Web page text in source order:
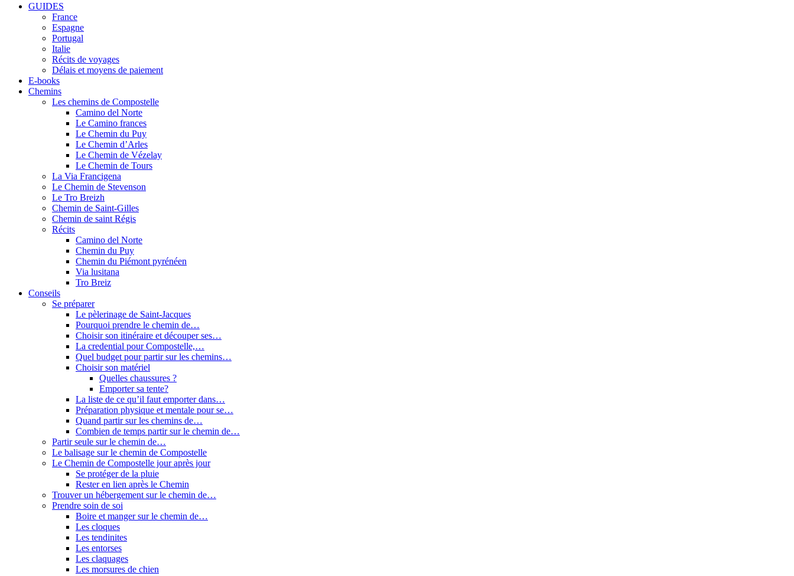
GUIDES
France
Espagne
Portugal
Italie
Récits de voyages
Délais et moyens de paiement
E-books
Chemins
Les chemins de Compostelle
Camino del Norte
Le Camino frances
Le Chemin du Puy
Le Chemin d’Arles
Le Chemin de Vézelay
Le Chemin de Tours
La Via Francigena
Le Chemin de Stevenson
Le Tro Breizh
Chemin de Saint-Gilles
Chemin de saint Régis
Récits
Camino del Norte
Chemin du Puy
Chemin du Piémont pyrénéen
Via lusitana
Tro Breiz
Conseils
Se préparer
Le pèlerinage de Saint-Jacques
Pourquoi prendre le chemin de…
Choisir son itinéraire et découper ses…
La credential pour Compostelle,…
Quel budget pour partir sur les chemins…
Choisir son matériel
Quelles chaussures ?
Emporter sa tente?
La liste de ce qu’il faut emporter dans…
Préparation physique et mentale pour se…
Quand partir sur les chemins de…
Combien de temps partir sur le chemin de…
Partir seule sur le chemin de…
Le balisage sur le chemin de Compostelle
Le Chemin de Compostelle jour après jour
Se protéger de la pluie
Rester en lien après le Chemin
Trouver un hébergement sur le chemin de…
Prendre soin de soi
Boire et manger sur le chemin de…
Les cloques
Les tendinites
Les entorses
Les claquages
Les morsures de chien